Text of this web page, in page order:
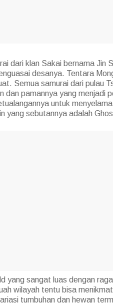
dari klan Sakai bernama Jin
desanya. Tentara
Semua samurai dari pulau
pamannya yang menjadi
untuk
yang sebutannya adalah
yang sangat luas dengan
wilayah tentu bisa
tumbuhan dan hewan